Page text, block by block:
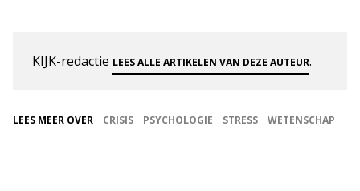
KIJK-redactie LEES ALLE ARTIKELEN VAN DEZE AUTEUR.
LEES MEER OVER CRISIS PSYCHOLOGIE STRESS WETENSCHAP